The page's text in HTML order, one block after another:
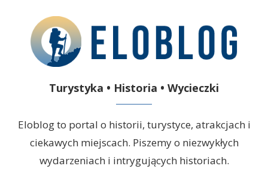
Turystyka • Historia • Wycieczki
Eloblog to portal o historii, turystyce, atrakcjach i
ciekawych miejscach. Piszemy o niezwykłych
wydarzeniach i intrygujących historiach.